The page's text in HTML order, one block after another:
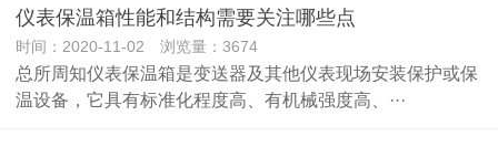
仪表保温箱性能和结构需要关注哪些点
时间：2020-11-02 浏览量：3674
总所周知仪表保温箱是变送器及其他仪表现场安装保护或保
温设备，它具有标准化程度高、有机械强度高、···